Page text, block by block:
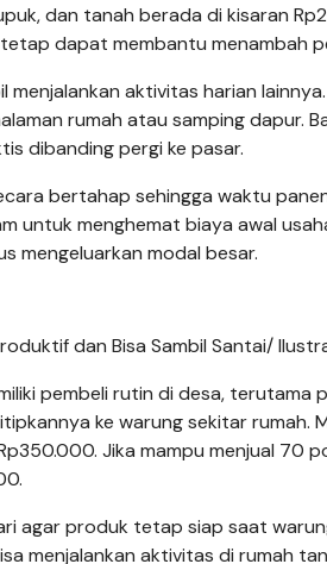
dan tanah berada di kisaran
dapat membantu menambah
aktivitas harian
rumah atau samping dapur.
dibanding pergi ke pasar.
bertahap sehingga waktu
untuk menghemat biaya awal
mengeluarkan modal besar.
dan Bisa Sambil Santai/
pembeli rutin di desa, terutama
ke warung sekitar rumah.
Jika mampu menjual 70
agar produk tetap siap saat
menjalankan aktivitas di rumah